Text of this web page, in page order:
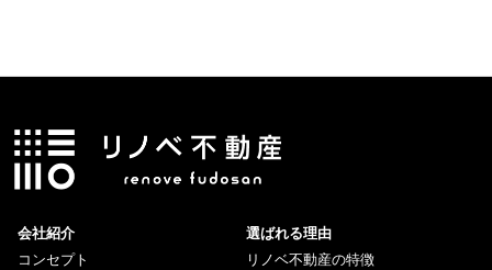
会社紹介
コンセプト
選ばれる理由
リノベ不動産の特徴